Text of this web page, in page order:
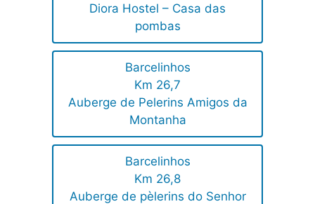
Diora Hostel – Casa das
pombas
Barcelinhos
Km 26,7
Auberge de Pelerins Amigos da
Montanha
Barcelinhos
Km 26,8
Auberge de pèlerins do Senhor